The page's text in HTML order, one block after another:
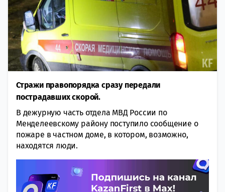
Стражи правопорядка сразу передали
пострадавших скорой.
В дежурную часть отдела МВД России по
Менделеевскому району поступило сообщение о
пожаре в частном доме, в котором, возможно,
находятся люди.